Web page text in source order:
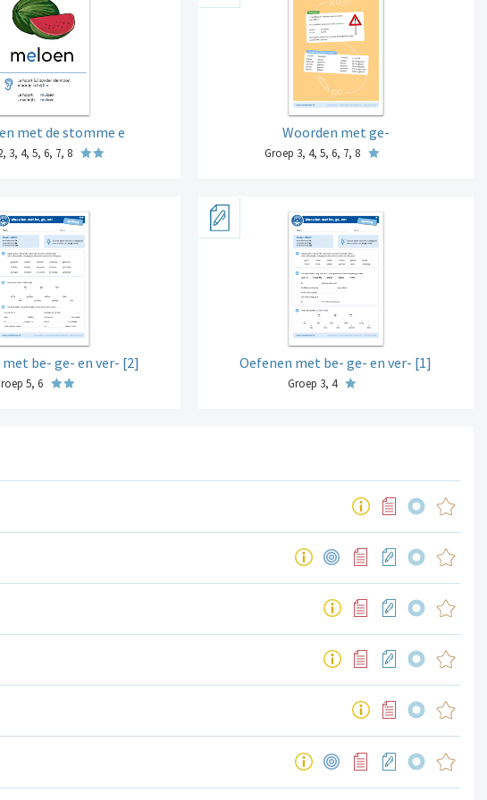
met de stomme e
3, 4, 5, 6, 7, 8
Woorden met ge-
Groep 3, 4, 5, 6, 7, 8
be- ge- en ver- [2]
5, 6
Oefenen met be- ge- en ver- [1]
Groep 3, 4